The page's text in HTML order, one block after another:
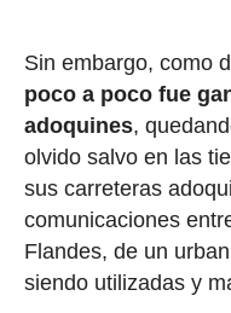
Sin embargo, como
poco a poco fue
adoquines,
olvido salvo en las
sus carreteras
comunicaciones
Flandes, de un
siendo utilizadas y